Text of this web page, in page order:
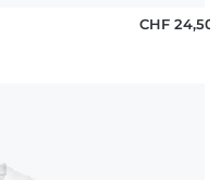
CHF 24,50